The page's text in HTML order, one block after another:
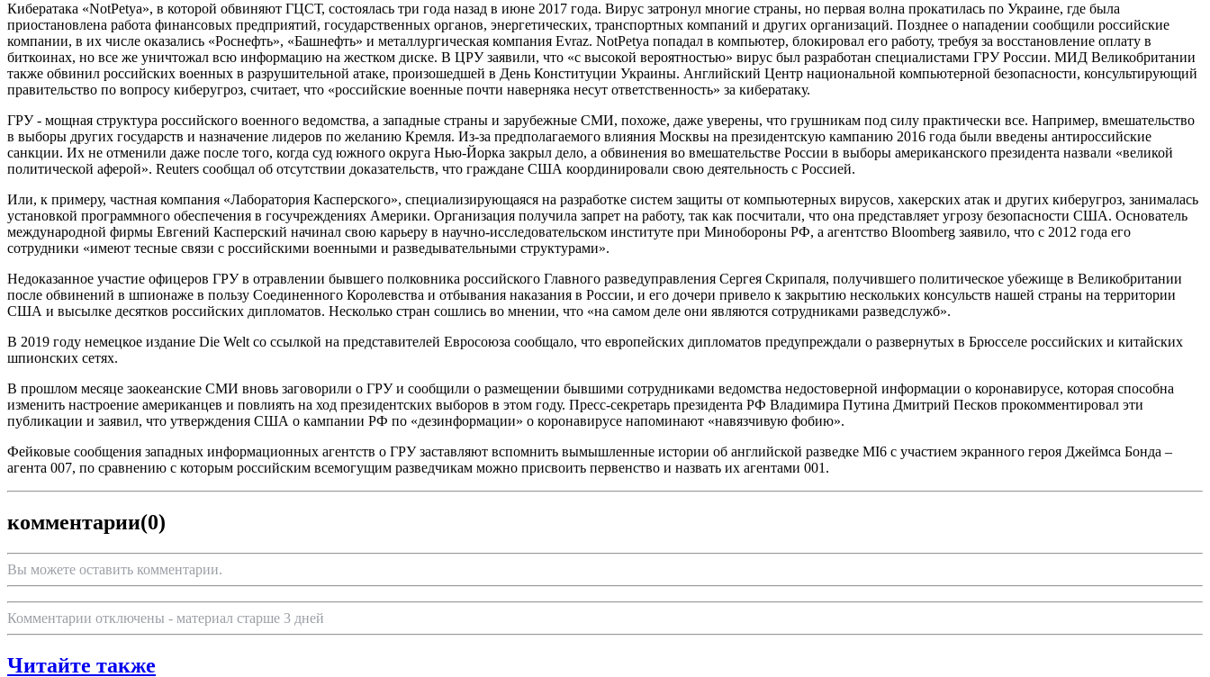
Кибератака «NotPetya», в которой обвиняют ГЦСТ, состоялась три года назад в июне 2017 года. Вирус затронул многие страны, но первая волна прокатилась по Украине, где была
приостановлена работа финансовых предприятий, государственных органов, энергетических, транспортных компаний и других организаций. Позднее о нападении сообщили российские
компании, в их числе оказались «Роснефть», «Башнефть» и металлургическая компания Evraz. NotPetya попадал в компьютер, блокировал его работу, требуя за восстановление оплату в
биткоинах, но все же уничтожал всю информацию на жестком диске. В ЦРУ заявили, что «с высокой вероятностью» вирус был разработан специалистами ГРУ России. МИД Великобритании
также обвинил российских военных в разрушительной атаке, произошедшей в День Конституции Украины. Английский Центр национальной компьютерной безопасности, консультирующий
правительство по вопросу киберугроз, считает, что «российские военные почти наверняка несут ответственность» за кибератаку.
ГРУ - мощная структура российского военного ведомства, а западные страны и зарубежные СМИ, похоже, даже уверены, что грушникам под силу практически все. Например, вмешательство
в выборы других государств и назначение лидеров по желанию Кремля. Из-за предполагаемого влияния Москвы на президентскую кампанию 2016 года были введены антироссийские
санкции. Их не отменили даже после того, когда суд южного округа Нью-Йорка закрыл дело, а обвинения во вмешательстве России в выборы американского президента назвали «великой
политической аферой». Reuters сообщал об отсутствии доказательств, что граждане США координировали свою деятельность с Россией.
Или, к примеру, частная компания «Лаборатория Касперского», специализирующаяся на разработке систем защиты от компьютерных вирусов, хакерских атак и других киберугроз, занималась
установкой программного обеспечения в госучреждениях Америки. Организация получила запрет на работу, так как посчитали, что она представляет угрозу безопасности США. Основатель
международной фирмы Евгений Касперский начинал свою карьеру в научно-исследовательском институте при Минобороны РФ, а агентство Bloomberg заявило, что с 2012 года его
сотрудники «имеют тесные связи с российскими военными и разведывательными структурами».
Недоказанное участие офицеров ГРУ в отравлении бывшего полковника российского Главного разведуправления Сергея Скрипаля, получившего политическое убежище в Великобритании
после обвинений в шпионаже в пользу Соединенного Королевства и отбывания наказания в России, и его дочери привело к закрытию нескольких консульств нашей страны на территории
США и высылке десятков российских дипломатов. Несколько стран сошлись во мнении, что «на самом деле они являются сотрудниками разведслужб».
В 2019 году немецкое издание Die Welt со ссылкой на представителей Евросоюза сообщало, что европейских дипломатов предупреждали о развернутых в Брюсселе российских и китайских
шпионских сетях.
В прошлом месяце заокеанские СМИ вновь заговорили о ГРУ и сообщили о размещении бывшими сотрудниками ведомства недостоверной информации о коронавирусе, которая способна
изменить настроение американцев и повлиять на ход президентских выборов в этом году. Пресс-секретарь президента РФ Владимира Путина Дмитрий Песков прокомментировал эти
публикации и заявил, что утверждения США о кампании РФ по «дезинформации» о коронавирусе напоминают «навязчивую фобию».
Фейковые сообщения западных информационных агентств о ГРУ заставляют вспомнить вымышленные истории об английской разведке MI6 с участием экранного героя Джеймса Бонда –
агента 007, по сравнению с которым российским всемогущим разведчикам можно присвоить первенство и назвать их агентами 001.
комментарии(0)
Вы можете оставить комментарии.
Комментарии отключены - материал старше 3 дней
Читайте также